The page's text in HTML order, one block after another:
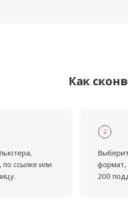
Как
ссылке или
2
формат,
200